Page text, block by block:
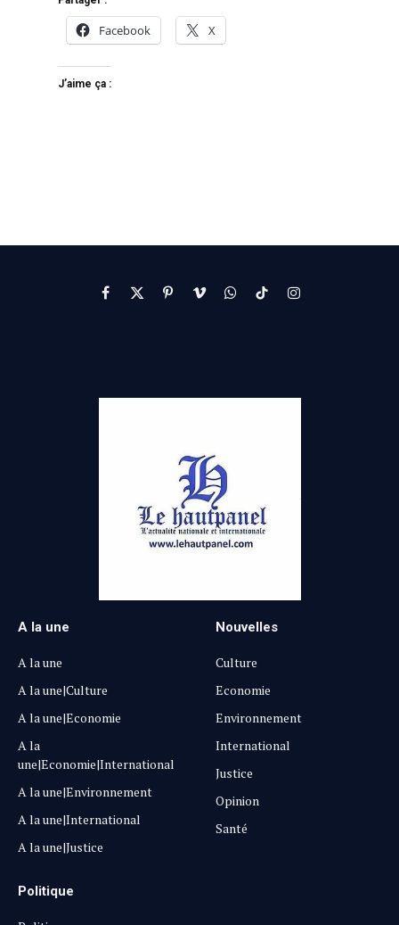
Facebook X
J’aime ça :
Facebook
X
PinterestVimeoWhatsApp
TikTokInstagram
A la une
A la une
A la une|Culture
A la une|Economie
A la
une|Economie|International
A la une|Environnement
A la une|International
A la une|Justice
Nouvelles
Culture
Economie
Environnement
International
Justice
Opinion
Santé
Politique